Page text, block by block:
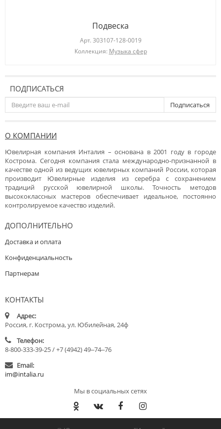
Подвеска
Арт. 303107-128-0019
Коллекция: Музыка сфер
ПОДПИСАТЬСЯ
Подписаться
О КОМПАНИИ
Ювелирная компания Инталия – основана в 2001 году в городе
Кострома. Сегодня компания стала международно-признанной в
качестве одной из ведущих ювелирных компаний России, которая
производит Ювелирные изделия из серебра с сохранением
традиций русской ювелирной школы. Точность методов
высококлассных мастеров обеспечивает идеальное, постоянно
контролируемое качество изделий.
ДОПОЛНИТЕЛЬНО
Доставка и оплата
Конфиденциальность
Партнерам
КОНТАКТЫ
Адрес:
Россия, г. Кострома, ул. Юбилейная, 24ф
Телефон:
8-800-333-39-25 / +7 (4942) 49‒74‒76
Email:
im@intalia.ru
Мы в социальных сетях